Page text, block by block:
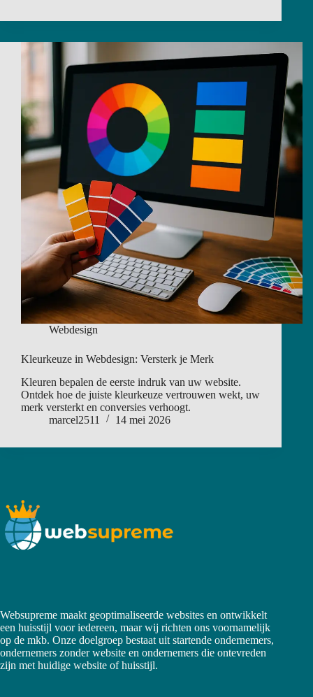
Webdesign
Kleurkeuze in Webdesign: Versterk je Merk
Kleuren bepalen de eerste indruk van uw website.
Ontdek hoe de juiste kleurkeuze vertrouwen wekt, uw
merk versterkt en conversies verhoogt.
marcel2511
14 mei 2026
Websupreme maakt geoptimaliseerde websites en ontwikkelt
een huisstijl voor iedereen, maar wij richten ons voornamelijk
op de mkb. Onze doelgroep bestaat uit startende ondernemers,
ondernemers zonder website en ondernemers die ontevreden
zijn met huidige website of huisstijl.